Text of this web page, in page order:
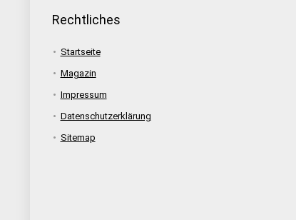
Rechtliches
Startseite
Magazin
Impressum
Datenschutzerklärung
Sitemap